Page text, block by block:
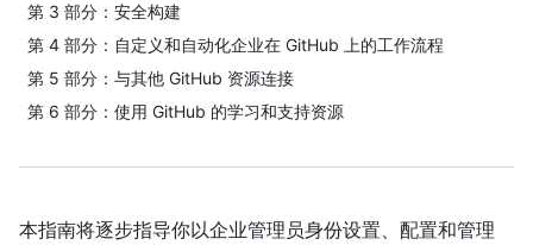
第 3 部分：安全构建
第 4 部分：自定义和自动化企业在 GitHub 上的工作流程
第 5 部分：与其他 GitHub 资源连接
第 6 部分：使用 GitHub 的学习和支持资源
本指南将逐步指导你以企业管理员身份设置、配置和管理